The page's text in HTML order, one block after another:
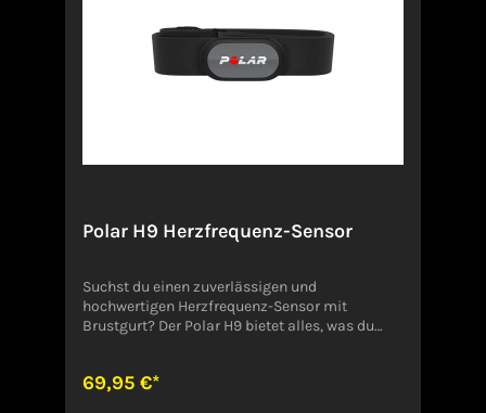
Polar H9 Herzfrequenz-Sensor
Suchst du einen zuverlässigen und
hochwertigen Herzfrequenz-Sensor mit
Brustgurt? Der Polar H9 bietet alles, was du
zahlreiche Möglichkeiten für die Verbindung
69,95 €*